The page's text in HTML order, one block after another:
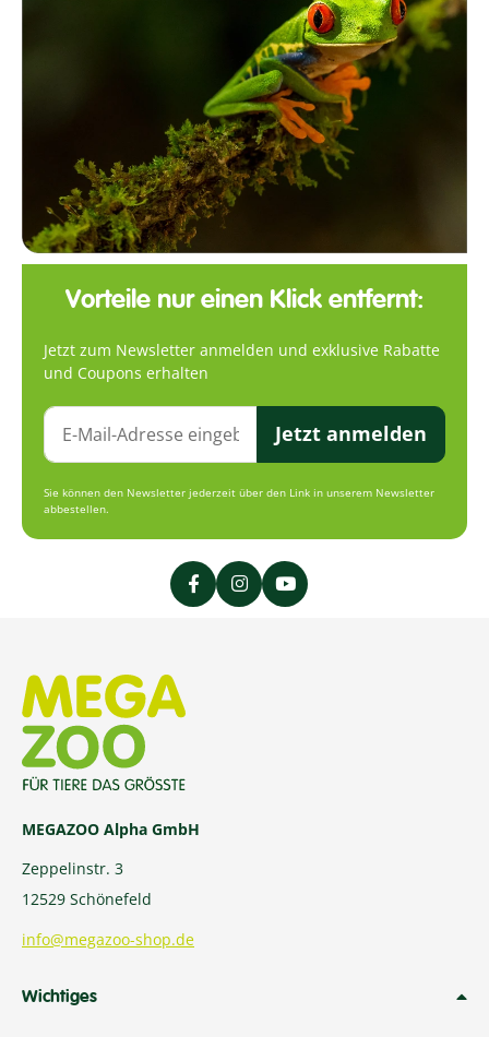
Vorteile nur einen Klick entfernt:
Jetzt zum Newsletter anmelden und exklusive Rabatte
und Coupons erhalten
Jetzt anmelden
Sie können den Newsletter jederzeit über den Link in unserem Newsletter
abbestellen.
MEGAZOO Alpha GmbH
Zeppelinstr. 3
12529 Schönefeld
info@megazoo-shop.de
Wichtiges